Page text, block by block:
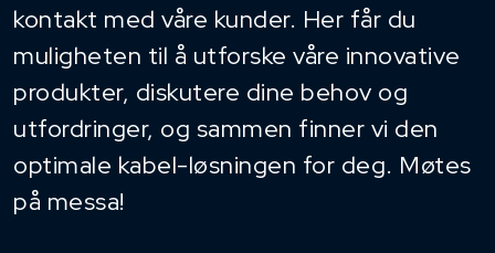
kontakt med våre kunder. Her får du
muligheten til å utforske våre innovative
produkter, diskutere dine behov og
utfordringer, og sammen finner vi den
optimale kabel-løsningen for deg. Møtes
på messa!